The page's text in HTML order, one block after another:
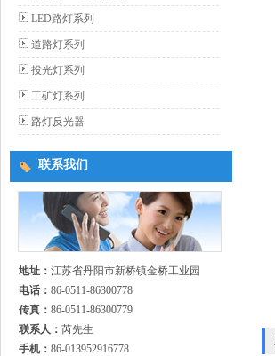
LED路灯系列
道路灯系列
投光灯系列
工矿灯系列
路灯反光器
联系我们
地址： 江苏省丹阳市新桥镇金桥工业园
电话： 86-0511-86300778
传真： 86-0511-86300779
联系人： 芮先生
手机： 86-013952916778